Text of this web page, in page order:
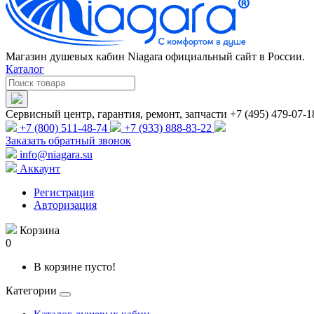
Магазин душевых кабин Niagara официальный сайт в России.
Каталог
Сервисный центр, гарантия, ремонт, запчасти +7 (495) 479-07-
+7 (800) 511-48-74
+7 (933) 888-83-22
Заказать обратный звонок
info@niagara.su
Аккаунт
Регистрация
Авторизация
Корзина
0
В корзине пусто!
Категории